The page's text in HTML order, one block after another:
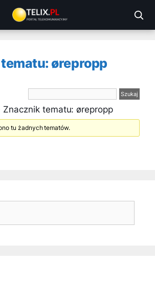
ørepropp
Znacznik tematu: ørepropp
tu żadnych tematów.